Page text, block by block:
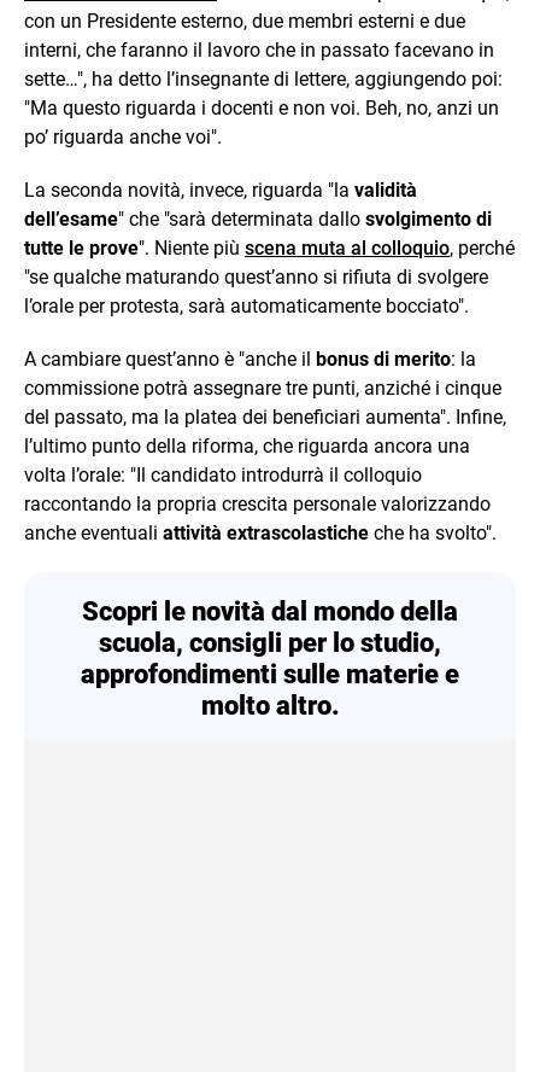
con un Presidente esterno, due membri esterni e due
interni, che faranno il lavoro che in passato facevano in
sette…", ha detto l’insegnante di lettere, aggiungendo poi:
"Ma questo riguarda i docenti e non voi. Beh, no, anzi un
po’ riguarda anche voi".
La seconda novità, invece, riguarda "la validità
dell’esame" che "sarà determinata dallo svolgimento di
tutte le prove". Niente più scena muta al colloquio, perché
"se qualche maturando quest’anno si rifiuta di svolgere
l’orale per protesta, sarà automaticamente bocciato".
A cambiare quest’anno è "anche il bonus di merito: la
commissione potrà assegnare tre punti, anziché i cinque
del passato, ma la platea dei beneficiari aumenta". Infine,
l’ultimo punto della riforma, che riguarda ancora una
volta l’orale: "Il candidato introdurrà il colloquio
raccontando la propria crescita personale valorizzando
anche eventuali attività extrascolastiche che ha svolto".
Scopri le novità dal mondo della
scuola, consigli per lo studio,
approfondimenti sulle materie e
molto altro.